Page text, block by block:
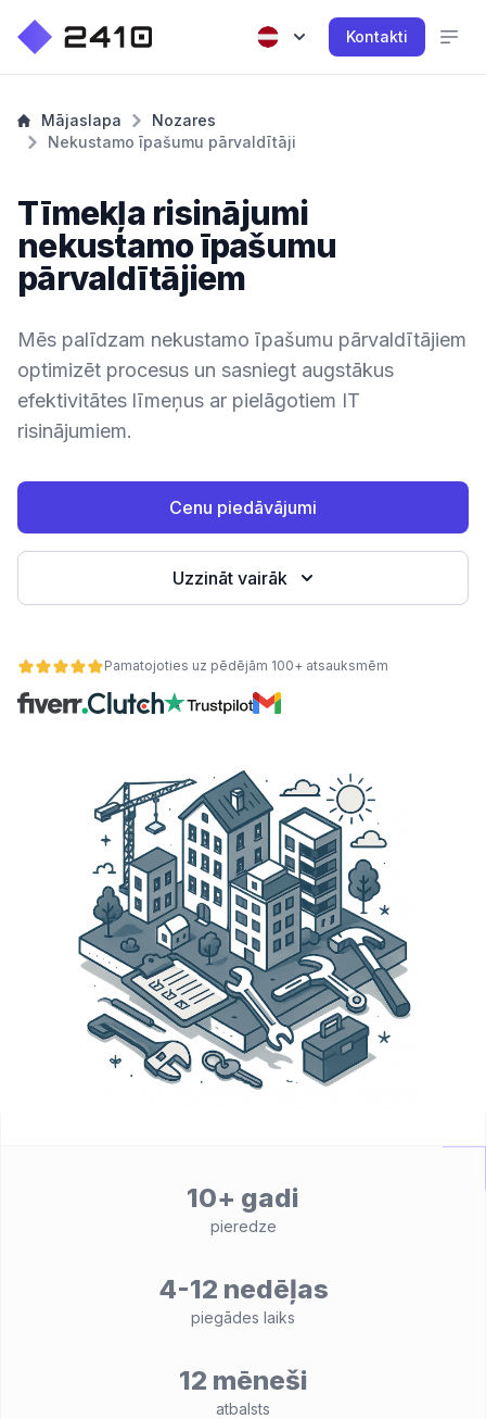
Kontakti
Mājaslapa
Nozares
Nekustamo īpašumu pārvaldītāji
Tīmekļa risinājumi
nekustamo īpašumu
pārvaldītājiem
Mēs palīdzam nekustamo īpašumu pārvaldītājiem
optimizēt procesus un sasniegt augstākus
efektivitātes līmeņus ar pielāgotiem IT
risinājumiem.
Cenu piedāvājumi
Uzzināt vairāk
Pamatojoties uz pēdējām 100+ atsauksmēm
10+ gadi
pieredze
4-12 nedēļas
piegādes laiks
12 mēneši
atbalsts